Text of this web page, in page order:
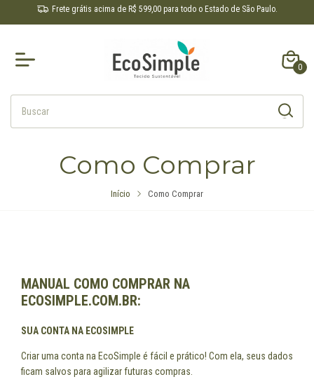
Frete grátis acima de R$ 599,00 para todo o Estado de São Paulo.
0
Como Comprar
Início Como Comprar
MANUAL COMO COMPRAR NA
ECOSIMPLE.COM.BR:
SUA CONTA NA ECOSIMPLE
Criar uma conta na EcoSimple é fácil e prático! Com ela, seus dados
ficam salvos para agilizar futuras compras.